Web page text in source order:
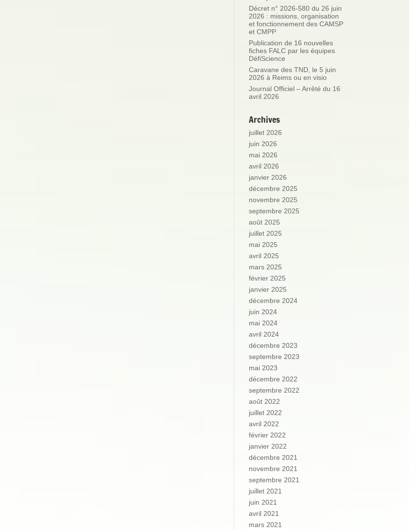
Décret n° 2026-580 du 26 juin
2026 : missions, organisation
et fonctionnement des CAMSP
et CMPP
Publication de 16 nouvelles
fiches FALC par les équipes
DéfiScience
Caravane des TND, le 5 juin
2026 à Reims ou en visio
Journal Officiel – Arrêté du 16
avril 2026
Archives
juillet 2026
juin 2026
mai 2026
avril 2026
janvier 2026
décembre 2025
novembre 2025
septembre 2025
août 2025
juillet 2025
mai 2025
avril 2025
mars 2025
février 2025
janvier 2025
décembre 2024
juin 2024
mai 2024
avril 2024
décembre 2023
septembre 2023
mai 2023
décembre 2022
septembre 2022
août 2022
juillet 2022
avril 2022
février 2022
janvier 2022
décembre 2021
novembre 2021
septembre 2021
juillet 2021
juin 2021
avril 2021
mars 2021